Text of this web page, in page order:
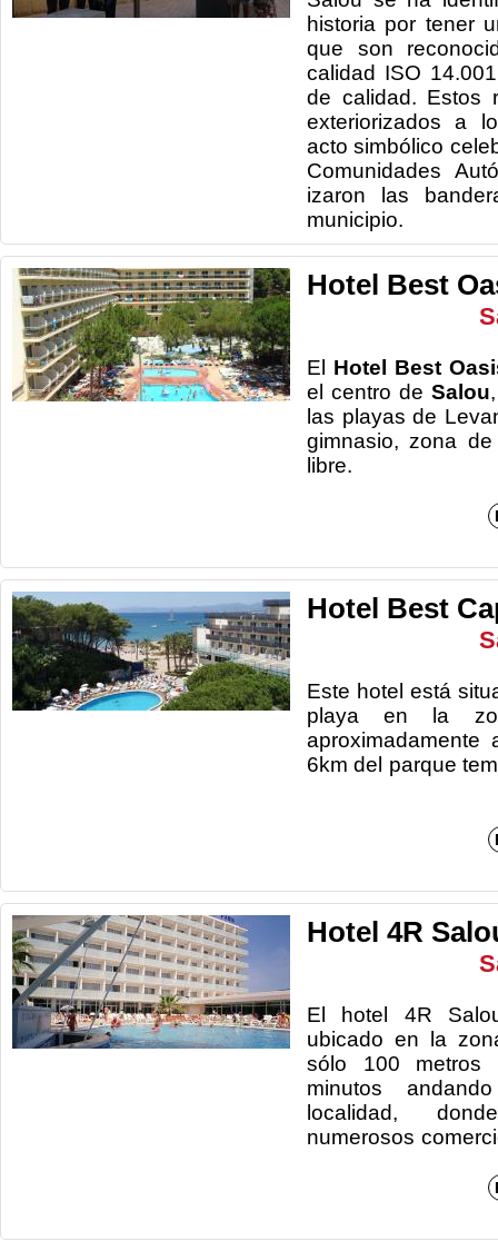
historia por tener
que son
calidad ISO
de calidad. Estos
exteriorizados a
acto simbólico
Comunidades
izaron las
municipio.
Hotel Best
El Hotel Best
el centro deSalou
las playas de
gimnasio, zona
Hotel Best
Este hotel está
playa en la
6km del parque
Hotel 4R
El hotel 4R
ubicado en la
sólo 100
minutos
localidad,
numerosos